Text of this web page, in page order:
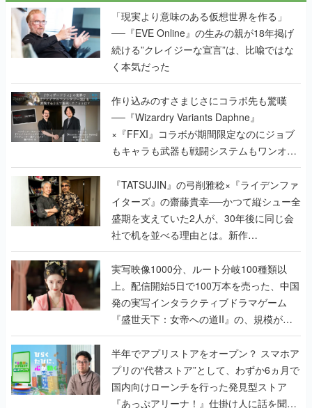
「現実より意味のある仮想世界を作る」
──『EVE Online』の生みの親が18年掲げ
続ける”クレイジーな宣言”は、比喩ではな
く本気だった
作り込みのすさまじさにコラボ先も驚嘆
──『Wizardry Variants Daphne』
×『FFXI』コラボが期間限定なのにジョブ
もキャラも武器も戦闘システムもワンオフ
で作り込まれた理由を両ディレクターに聞
く
『TATSUJIN』の弓削雅稔×『ライデンファ
イターズ』の齋藤貴幸──かつて縦シュー全
盛期を支えていた2人が、30年後に同じ会
社で机を並べる理由とは。新作
『TATSUJIN EXTREME』で初タッグを組
んだレジェンド2人に訊く開発秘話
実写映像1000分、ルート分岐100種類以
上。配信開始5日で100万本を売った、中国
発の実写インタラクティブドラマゲーム
『盛世天下：女帝への道II』の、規模が違
うこだわりをプロデューサーに聞いた
半年でアプリストアをオープン？ スマホア
プリの“代替ストア”として、わずか6ヵ月で
国内向けローンチを行った発見型ストア
『あっぷアリーナ！』仕掛け人に話を聞い